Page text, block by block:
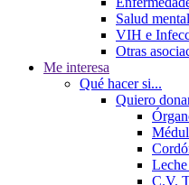
Salud mental
VIH e
Otras
Me interesa
Qué hacer si...
Quiero
Leche
C.V.